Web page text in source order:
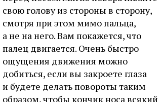
свою голову из стороны в сторону,
смотря при этом мимо пальца,
а не на него. Вам покажется, что
палец двигается. Очень быстро
ощущения движения можно
добиться, если вы закроете глаза
и будете делать повороты таким
образом, чтобы кончик носа всякий